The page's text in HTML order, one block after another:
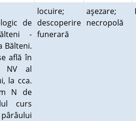
de
-
Bălteni.
află în
NV al
la cca.
N de
curs
locuire;
descoperire
funerară
aşezare;
necropolă